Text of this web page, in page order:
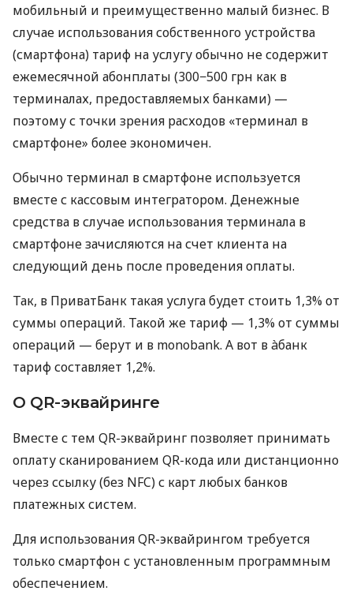
мобильный и преимущественно малый бизнес. В
случае использования собственного устройства
(смартфона) тариф на услугу обычно не содержит
ежемесячной абонплаты (300−500 грн как в
терминалах, предоставляемых банками) —
поэтому с точки зрения расходов «терминал в
смартфоне» более экономичен.
Обычно терминал в смартфоне используется
вместе с кассовым интегратором. Денежные
средства в случае использования терминала в
смартфоне зачисляются на счет клиента на
следующий день после проведения оплаты.
Так, в ПриватБанк такая услуга будет стоить 1,3% от
суммы операций. Такой же тариф — 1,3% от суммы
операций — берут и в monobank. А вот в àбанк
тариф составляет 1,2%.
О QR-эквайринге
Вместе с тем QR-эквайринг позволяет принимать
оплату сканированием QR-кода или дистанционно
через ссылку (без NFC) с карт любых банков
платежных систем.
Для использования QR-эквайрингом требуется
только смартфон с установленным программным
обеспечением.